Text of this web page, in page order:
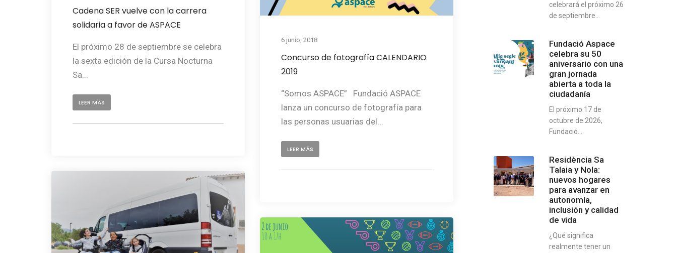
Cadena SER vuelve con la carrera
solidaria a favor de ASPACE
El próximo 28 de septiembre se celebra
la sexta edición de la Cursa Nocturna
Sa...
LEER MÁS
6 junio, 2018
Concurso de fotografía CALENDARIO
2019
“Somos ASPACE” Fundació ASPACE
lanza un concurso de fotografía para
las personas usuarias del...
LEER MÁS
celebrará el próximo 26
de septiembre...
Fundació Aspace
celebra su 50
aniversario con una
gran jornada
abierta a toda la
ciudadanía
El próximo 17 de
octubre de 2026,
Fundació...
Residència Sa
Talaia y Nola:
nuevos hogares
para avanzar en
autonomía,
inclusión y calidad
de vida
¿Qué significa
realmente tener un